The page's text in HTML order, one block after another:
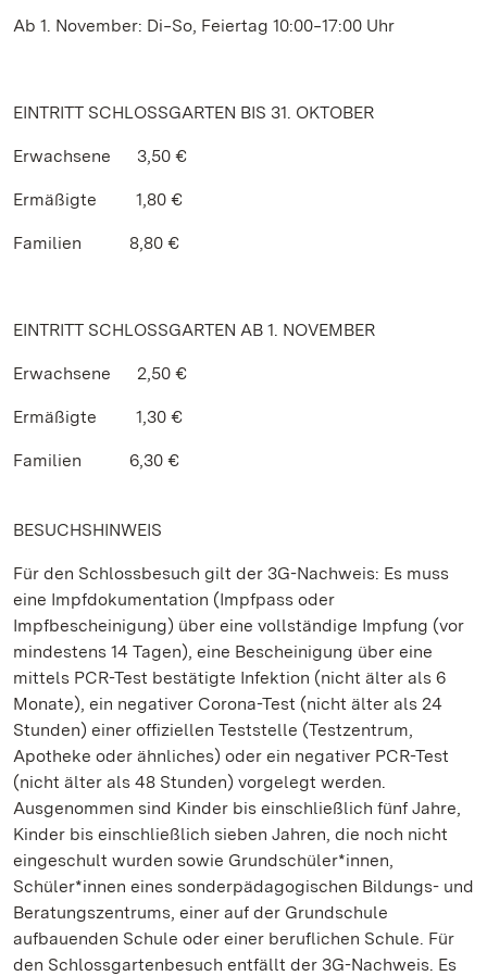
Ab 1. November: Di‒So, Feiertag 10:00‒17:00 Uhr
EINTRITT SCHLOSSGARTEN BIS 31. OKTOBER
Erwachsene 3,50 €
Ermäßigte 1,80 €
Familien 8,80 €
EINTRITT SCHLOSSGARTEN AB 1. NOVEMBER
Erwachsene 2,50 €
Ermäßigte 1,30 €
Familien 6,30 €
BESUCHSHINWEIS
Für den Schlossbesuch gilt der 3G-Nachweis: Es muss
eine Impfdokumentation (Impfpass oder
Impfbescheinigung) über eine vollständige Impfung (vor
mindestens 14 Tagen), eine Bescheinigung über eine
mittels PCR-Test bestätigte Infektion (nicht älter als 6
Monate), ein negativer Corona-Test (nicht älter als 24
Stunden) einer offiziellen Teststelle (Testzentrum,
Apotheke oder ähnliches) oder ein negativer PCR-Test
(nicht älter als 48 Stunden) vorgelegt werden.
Ausgenommen sind Kinder bis einschließlich fünf Jahre,
Kinder bis einschließlich sieben Jahren, die noch nicht
eingeschult wurden sowie Grundschüler*innen,
Schüler*innen eines sonderpädagogischen Bildungs- und
Beratungszentrums, einer auf der Grundschule
aufbauenden Schule oder einer beruflichen Schule. Für
den Schlossgartenbesuch entfällt der 3G-Nachweis. Es